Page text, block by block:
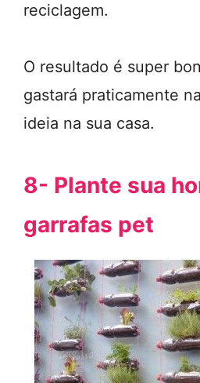
reciclagem.
O resultado é super
gastará praticamente
ideia na sua casa.
8- Plante sua
garrafas pet